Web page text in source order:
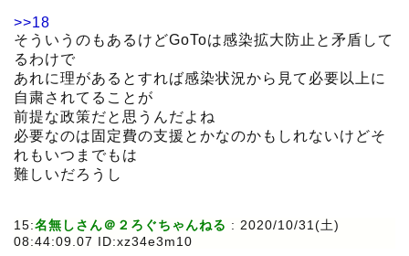
>>18
そういうのもあるけどGoToは感染拡大防止と矛盾して
るわけで
あれに理があるとすれば感染状況から見て必要以上に
自粛されてることが
前提な政策だと思うんだよね
必要なのは固定費の支援とかなのかもしれないけどそ
れもいつまでもは
難しいだろうし
15:名無しさん＠２ろぐちゃんねる : 2020/10/31(土)
08:44:09.07 ID:xz34e3m10